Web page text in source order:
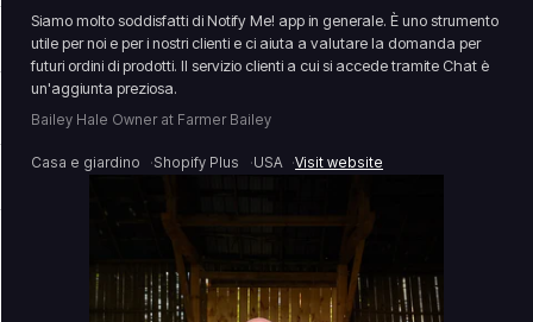
Siamo molto soddisfatti di Notify Me! app in generale. È uno strumento
utile per noi e per i nostri clienti e ci aiuta a valutare la domanda per
futuri ordini di prodotti. Il servizio clienti a cui si accede tramite Chat è
un'aggiunta preziosa.
Bailey Hale Owner at Farmer Bailey
Casa e giardino Shopify Plus USA Visit website